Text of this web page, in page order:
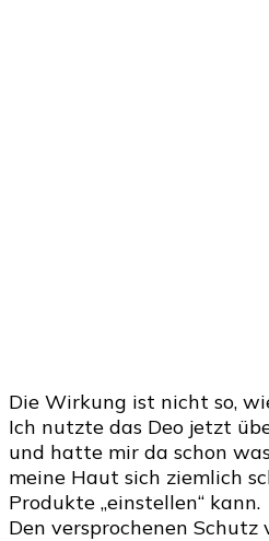
Die Wirkung ist nicht so,
Ich nutzte das Deo jetzt
und hatte mir da schon
meine Haut sich ziemlich
Produkte „einstellen“ kann.
Den versprochenen